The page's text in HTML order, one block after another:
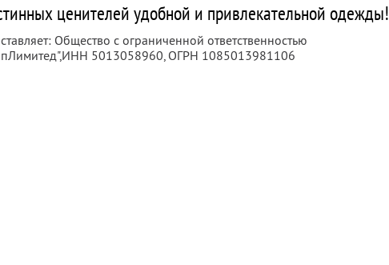
ценителей удобной и привлекательной одежды!
Общество с ограниченной ответственностью
ИНН 5013058960, ОГРН 1085013981106